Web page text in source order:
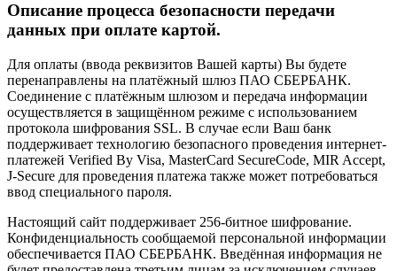
Описание процесса безопасности передачи
данных при оплате картой.
Для оплаты (ввода реквизитов Вашей карты) Вы будете
перенаправлены на платёжный шлюз ПАО СБЕРБАНК.
Соединение с платёжным шлюзом и передача информации
осуществляется в защищённом режиме с использованием
протокола шифрования SSL. В случае если Ваш банк
поддерживает технологию безопасного проведения интернет-
платежей Verified By Visa, MasterCard SecureCode, MIR Accept,
J-Secure для проведения платежа также может потребоваться
ввод специального пароля.
Настоящий сайт поддерживает 256-битное шифрование.
Конфиденциальность сообщаемой персональной информации
обеспечивается ПАО СБЕРБАНК. Введённая информация не